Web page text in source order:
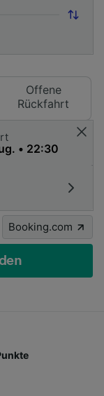
Offene
Rückfahrt
Booking.com